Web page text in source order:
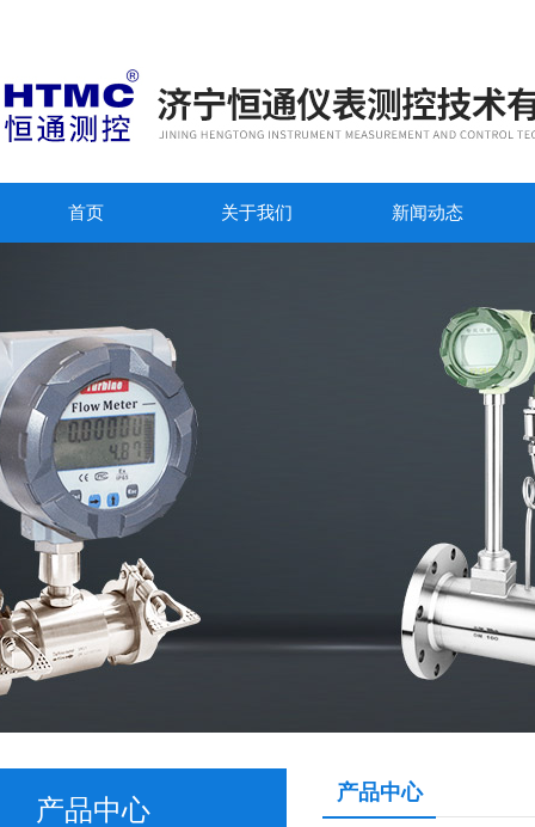
首页 关于我们 新闻动态
产品中心
产品中心